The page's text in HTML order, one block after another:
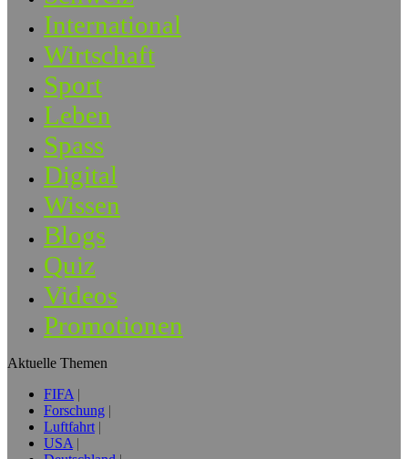
International
Wirtschaft
Sport
Leben
Spass
Digital
Wissen
Blogs
Quiz
Videos
Promotionen
Aktuelle Themen
FIFA
Forschung
Luftfahrt
USA